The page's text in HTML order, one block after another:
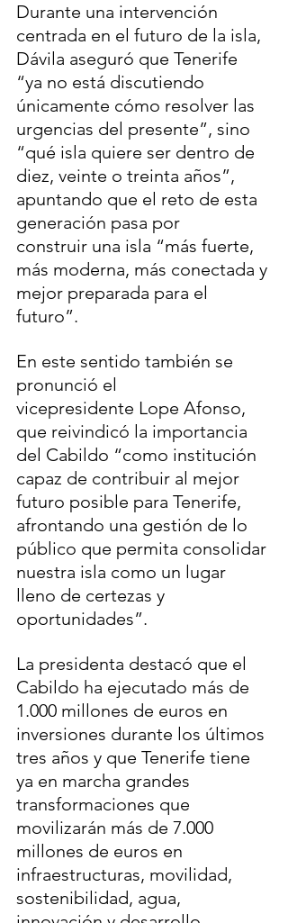
Durante una intervención
centrada en el futuro de la isla,
Dávila aseguró que Tenerife
“ya no está discutiendo
únicamente cómo resolver las
urgencias del presente”, sino
“qué isla quiere ser dentro de
diez, veinte o treinta años”,
apuntando que el reto de esta
generación pasa por
construir una isla “más fuerte,
más moderna, más conectada y
mejor preparada para el
futuro”.
En este sentido también se
pronunció el
vicepresidente Lope Afonso,
que reivindicó la importancia
del Cabildo “como institución
capaz de contribuir al mejor
futuro posible para Tenerife,
afrontando una gestión de lo
público que permita consolidar
nuestra isla como un lugar
lleno de certezas y
oportunidades”.
La presidenta destacó que el
Cabildo ha ejecutado más de
1.000 millones de euros en
inversiones durante los últimos
tres años y que Tenerife tiene
ya en marcha grandes
transformaciones que
movilizarán más de 7.000
millones de euros en
infraestructuras, movilidad,
sostenibilidad, agua,